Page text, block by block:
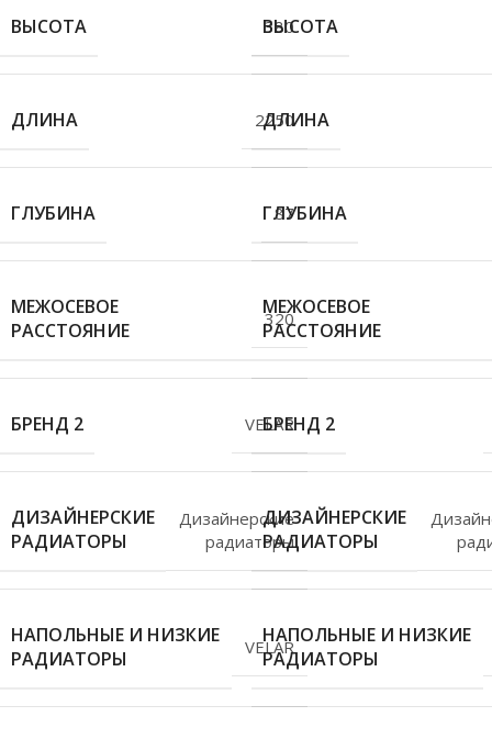
ВЫСОТА 380
ДЛИНА 2250
ГЛУБИНА 87
МЕЖОСЕВОЕ
РАССТОЯНИЕ
320
БРЕНД 2 VELAR
ДИЗАЙНЕРСКИЕ
РАДИАТОРЫ
Дизайнерские
радиаторы
НАПОЛЬНЫЕ И НИЗКИЕ
РАДИАТОРЫ
VELAR
ВЫСОТА
ДЛИНА
ГЛУБИНА
МЕЖОСЕВОЕ
РАССТОЯНИЕ
БРЕНД 2
ДИЗАЙНЕРСКИЕ
РАДИАТОРЫ
НАПОЛЬНЫЕ И НИЗКИЕ
РАДИАТОРЫ